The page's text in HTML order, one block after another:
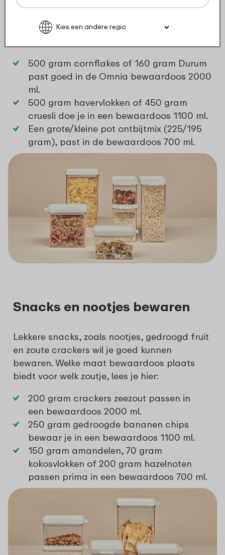
ontbijtmix ook is; er is altijd een passende
500 gram cornflakes of 160 gram Durum
past goed in de Omnia bewaardoos 2000
ml.
500 gram havervlokken of 450 gram
cruesli doe je in een bewaardoos 1100 ml.
Een grote/kleine pot ontbijtmix (225/195
gram), past in de bewaardoos 700 ml.
Snacks en nootjes bewaren
Lekkere snacks, zoals nootjes, gedroogd fruit
en zoute crackers wil je goed kunnen
bewaren. Welke maat bewaardoos plaats
biedt voor welk zoutje, lees je hier:
200 gram crackers zeezout passen in
een bewaardoos 2000 ml.
250 gram gedroogde bananen chips
bewaar je in een bewaardoos 1100 ml.
150 gram amandelen, 70 gram
kokosvlokken of 200 gram hazelnoten
passen prima in een bewaardoos 700 ml.